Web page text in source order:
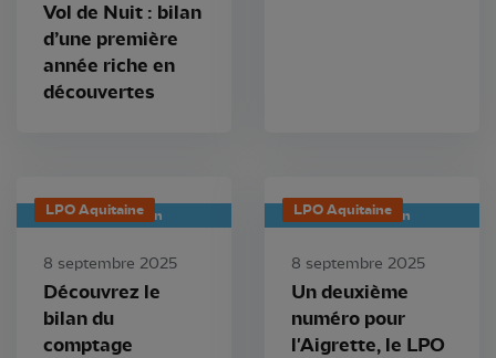
Vol de Nuit : bilan
d’une première
année riche en
découvertes
LPO Aquitaine
Publication
8 septembre 2025
Découvrez le
bilan du
comptage
LPO Aquitaine
Publication
8 septembre 2025
Un deuxième
numéro pour
l'Aigrette, le LPO